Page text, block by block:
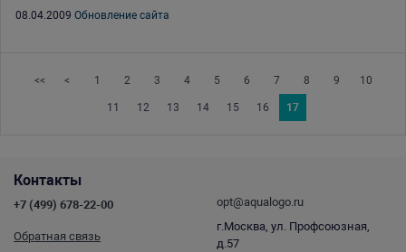
08.04.2009 Обновление сайта
<< < 1 2 3 4 5 6 7 8 9 10
11 12 13 14 15 16 17
Контакты
+7 (499) 678-22-00
Обратная связь
opt@aqualogo.ru
г.Москва, ул. Профсоюзная,
д.57